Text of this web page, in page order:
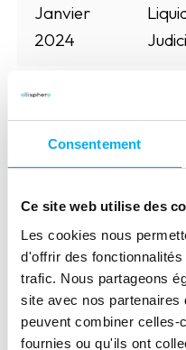
Consentement
Ce site web utilise des
Les cookies nous
d'offrir des
trafic. Nous partageons
site avec nos partenaires
peuvent combiner
fournies ou qu'ils ont
Janvier
2024
Janvier
2024
Février
2024
Janvier
2024
Janvier